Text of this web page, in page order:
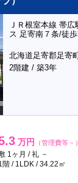
ＪＲ根室本線 帯
ス 足寄南７条/徒
北海道足寄郡足寄
2階建 / 築3年
万円 （管理費等－）
1ヶ月 / 礼 －
階 / 1LDK / 34.22㎡